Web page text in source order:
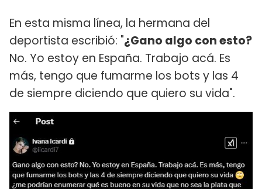
En esta misma línea, la hermana del
deportista escribió: "¿Gano algo con esto?
No. Yo estoy en España. Trabajo acá. Es
más, tengo que fumarme los bots y las 4
de siempre diciendo que quiero su vida".